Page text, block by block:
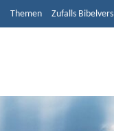
Themen Zufalls Bibelvers